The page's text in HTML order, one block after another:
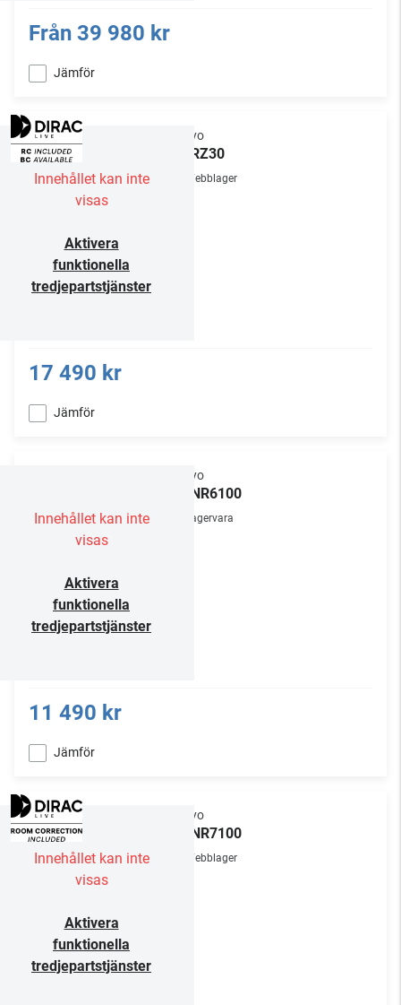
Från 39 980 kr
Jämför
Innehållet kan inte
visas
Aktivera
funktionella
tredjepartstjänster
Onkyo
TX-RZ30
Webblager
17 490 kr
Jämför
Innehållet kan inte
visas
Aktivera
funktionella
tredjepartstjänster
Onkyo
TX-NR6100
Lagervara
11 490 kr
Jämför
Innehållet kan inte
visas
Aktivera
funktionella
tredjepartstjänster
Onkyo
TX-NR7100
Webblager